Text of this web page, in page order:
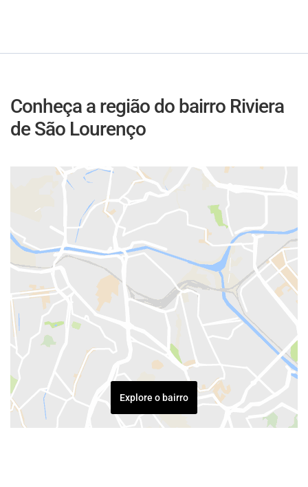
Conheça a região do bairro Riviera
de São Lourenço
Explore o bairro